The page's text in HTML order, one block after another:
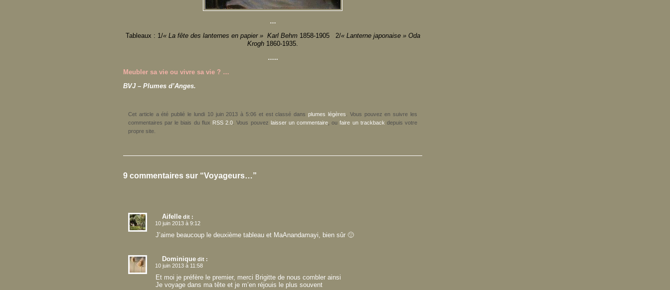
…
Tableaux : 1/« La fête des lanternes en papier » Karl Behm 1858-1905 2/« Lanterne japonaise » Oda
Krogh 1860-1935.
…..
Meubler sa vie ou vivre sa vie ? …
BVJ – Plumes d’Anges.
Cet article a été publié le lundi 10 juin 2013 à 5:06 et est classé dansplumes légères . Vous pouvez en suivre les
commentaires par le biais du flux RSS 2.0 . Vous pouvez laisser un commentaire , oufaire un trackback depuis votre
propre site.
9 commentaires sur “Voyageurs…”
Aifelle dit :
10 juin 2013 à 9:12
J’aime beaucoup le deuxième tableau et MaAnandamayi, bien sûr 🙂
Dominique dit :
10 juin 2013 à 11:58
Et moi je préfère le premier, merci Brigitte de nous combler ainsi
Je voyage dans ma tête et je m’en réjouis le plus souvent